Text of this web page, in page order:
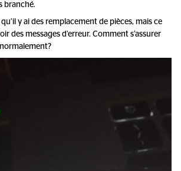
branché.
y ai des remplacement de pièces, mais ce
des messages d’erreur. Comment s’assurer